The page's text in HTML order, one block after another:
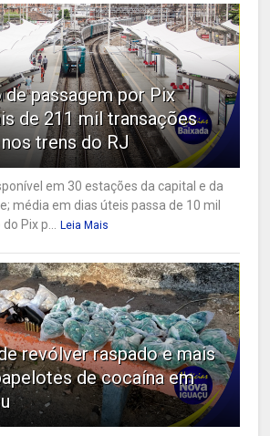
de passagem por Pix
de 211 mil transações
trens do RJ
em 30 estações da capital e da
média em dias úteis passa de 10 mil
Pix p...
Leia Mais
revólver raspado e mais
de cocaína em